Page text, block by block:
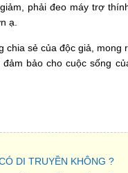
phải đeo máy trợ
ạ.
chia sẻ của độc giả,
bảo cho cuộc sống
DI TRUYỀN KHÔNG ?